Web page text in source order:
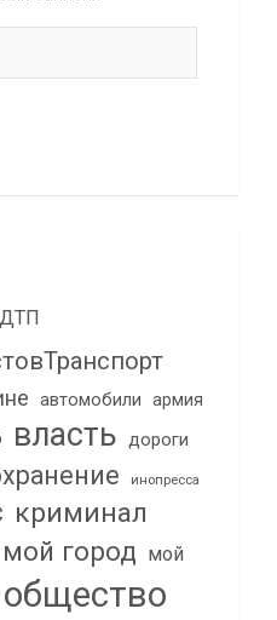
ДТП
автомобили армия
власть дороги
инопресса
криминал
мой город мой
общество